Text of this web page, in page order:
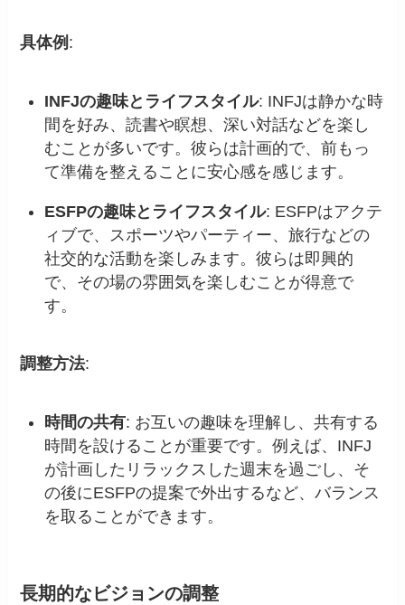
具体例 :
INFJの趣味とライフスタイル: INFJは静かな時
間を好み、読書や瞑想、深い対話などを楽し
むことが多いです。彼らは計画的で、前もっ
て準備を整えることに安心感を感じます。
ESFPの趣味とライフスタイル: ESFPはアクテ
ィブで、スポーツやパーティー、旅行などの
社交的な活動を楽しみます。彼らは即興的
で、その場の雰囲気を楽しむことが得意で
す。
調整方法:
時間の共有: お互いの趣味を理解し、共有する
時間を設けることが重要です。例えば、INFJ
が計画したリラックスした週末を過ごし、そ
の後にESFPの提案で外出するなど、バランス
を取ることができます。
長期的なビジョンの調整